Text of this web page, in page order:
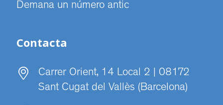
Demana un número antic
Contacta
Carrer Orient, 14 Local 2 | 08172
Sant Cugat del Vallès (Barcelona)